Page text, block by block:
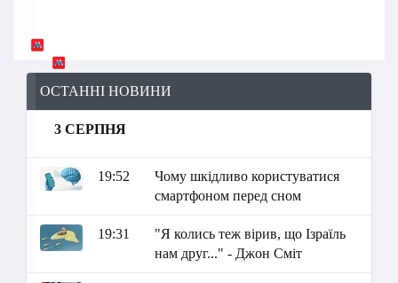
ОСТАННІ НОВИНИ
3 СЕРПНЯ
19:52
Чому шкідливо користуватися
смартфоном перед сном
19:31
"Я колись теж вірив, що Ізраїль
нам друг..." - Джон Сміт